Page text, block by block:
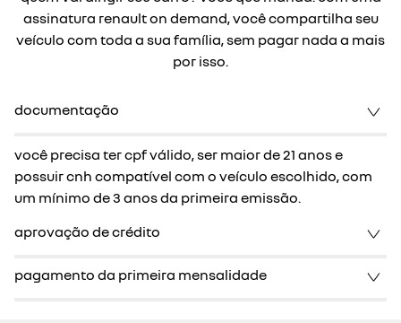
chegou o renault on demand, o serviço de assinatura
da renault.
incluindo documentação, seguro completo,
essa inovação está disponível para você quando e
onde precisar, basta escolher o plano que mais se
adapta ao seu estilo de vida.você que manda, é on
demand.
vantagens e benefícios